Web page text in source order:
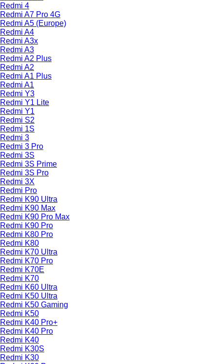
Redmi 4
Redmi A7 Pro 4G
Redmi A5 (Europe)
Redmi A4
Redmi A3x
Redmi A3
Redmi A2 Plus
Redmi A2
Redmi A1 Plus
Redmi A1
Redmi Y3
Redmi Y1 Lite
Redmi Y1
Redmi S2
Redmi 1S
Redmi 3
Redmi 3 Pro
Redmi 3S
Redmi 3S Prime
Redmi 3S Pro
Redmi 3X
Redmi Pro
Redmi K90 Ultra
Redmi K90 Max
Redmi K90 Pro Max
Redmi K90 Pro
Redmi K80 Pro
Redmi K80
Redmi K70 Ultra
Redmi K70 Pro
Redmi K70E
Redmi K70
Redmi K60 Ultra
Redmi K50 Ultra
Redmi K50 Gaming
Redmi K50
Redmi K40 Pro+
Redmi K40 Pro
Redmi K40
Redmi K30S
Redmi K30